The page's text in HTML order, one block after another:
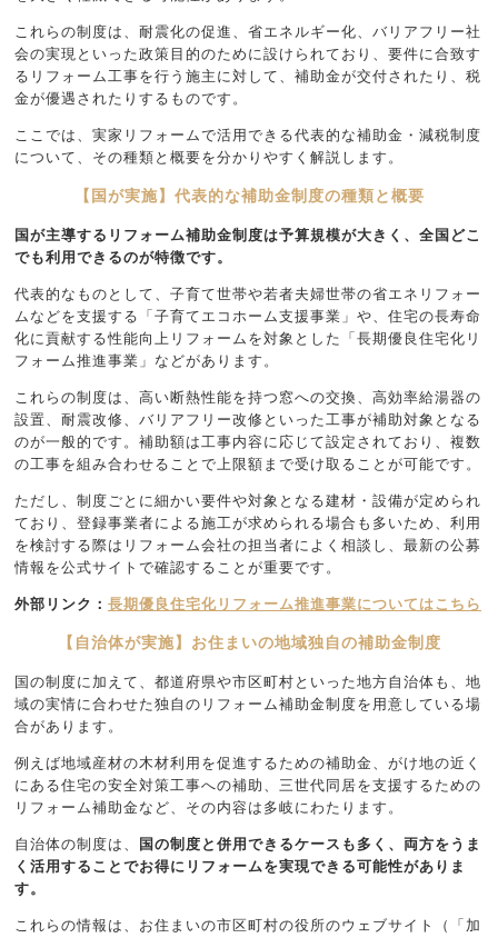
これらの制度は、耐震化の促進、省エネルギー化、バリアフリー社
会の実現といった政策目的のために設けられており、要件に合致す
るリフォーム工事を行う施主に対して、補助金が交付されたり、税
金が優遇されたりするものです。
ここでは、実家リフォームで活用できる代表的な補助金・減税制度
について、その種類と概要を分かりやすく解説します。
【国が実施】代表的な補助金制度の種類と概要
国が主導するリフォーム補助金制度は予算規模が大きく、全国どこ
でも利用できるのが特徴です。
代表的なものとして、子育て世帯や若者夫婦世帯の省エネリフォー
ムなどを支援する「子育てエコホーム支援事業」や、住宅の長寿命
化に貢献する性能向上リフォームを対象とした「長期優良住宅化リ
フォーム推進事業」などがあります。
これらの制度は、高い断熱性能を持つ窓への交換、高効率給湯器の
設置、耐震改修、バリアフリー改修といった工事が補助対象となる
のが一般的です。補助額は工事内容に応じて設定されており、複数
の工事を組み合わせることで上限額まで受け取ることが可能です。
ただし、制度ごとに細かい要件や対象となる建材・設備が定められ
ており、登録事業者による施工が求められる場合も多いため、利用
を検討する際はリフォーム会社の担当者によく相談し、最新の公募
情報を公式サイトで確認することが重要です。
外部リンク： 長期優良住宅化リフォーム推進事業についてはこちら
【自治体が実施】お住まいの地域独自の補助金制度
国の制度に加えて、都道府県や市区町村といった地方自治体も、地
域の実情に合わせた独自のリフォーム補助金制度を用意している場
合があります。
例えば地域産材の木材利用を促進するための補助金、がけ地の近く
にある住宅の安全対策工事への補助、三世代同居を支援するための
リフォーム補助金など、その内容は多岐にわたります。
自治体の制度は、
国の制度と併用できるケースも多く、両方をうま
く活用することでお得にリフォームを実現できる可能性がありま
す。
これらの情報は、お住まいの市区町村の役所のウェブサイト（「加